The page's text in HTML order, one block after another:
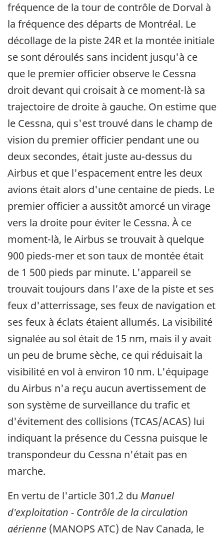
fréquence de la tour de contrôle de Dorval à
la fréquence des départs de Montréal. Le
décollage de la piste 24R et la montée initiale
se sont déroulés sans incident jusqu'à ce
que le premier officier observe le Cessna
droit devant qui croisait à ce moment-là sa
trajectoire de droite à gauche. On estime que
le Cessna, qui s'est trouvé dans le champ de
vision du premier officier pendant une ou
deux secondes, était juste au-dessus du
Airbus et que l'espacement entre les deux
avions était alors d'une centaine de pieds. Le
premier officier a aussitôt amorcé un virage
vers la droite pour éviter le Cessna. À ce
moment-là, le Airbus se trouvait à quelque
900 pieds-mer et son taux de montée était
de 1 500 pieds par minute. L'appareil se
trouvait toujours dans l'axe de la piste et ses
feux d'atterrissage, ses feux de navigation et
ses feux à éclats étaient allumés. La visibilité
signalée au sol était de 15 nm, mais il y avait
un peu de brume sèche, ce qui réduisait la
visibilité en vol à environ 10 nm. L'équipage
du Airbus n'a reçu aucun avertissement de
son système de surveillance du trafic et
d'évitement des collisions (TCAS/ACAS) lui
indiquant la présence du Cessna puisque le
transpondeur du Cessna n'était pas en
marche.
En vertu de l'article 301.2 du Manuel
d'exploitation - Contrôle de la circulation
aérienne (MANOPS ATC) de Nav Canada, le